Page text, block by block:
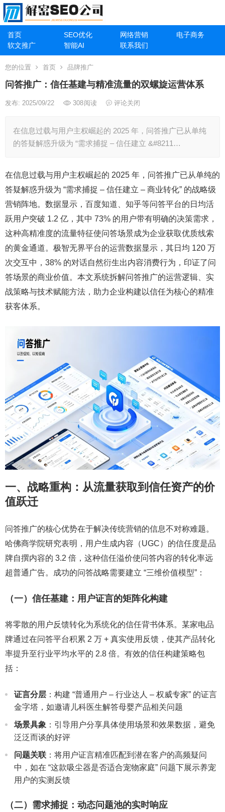
首页 SEO优化 网络营销
电子商务
软文推广
智能AI 联系我们
您的位置 首页 品牌推广
问答推广：信任基建与精准流量的双螺旋运营体系
发布: 2025/09/22 308阅读 评论关闭
在信息过载与用户主权崛起的 2025 年，问答推广已从单纯
的答疑解惑升级为 “需求捕捉 – 信任建立 &#8211…
在信息过载与用户主权崛起的 2025 年，问答推广已从单纯的
答疑解惑升级为 “需求捕捉 – 信任建立 – 商业转化” 的战略级
营销阵地。数据显示，百度知道、知乎等问答平台的日均活
跃用户突破 1.2 亿，其中 73% 的用户带有明确的决策需求，
这种高精准度的流量特征使问答场景成为企业获取优质线索
的黄金通道。极智无界平台的运营数据显示，其日均 120 万
次交互中，38% 的对话自然衍生出内容消费行为，印证了问
答场景的商业价值。本文系统拆解问答推广的运营逻辑、实
战策略与技术赋能方法，助力企业构建以信任为核心的精准
获客体系。
一、战略重构：从流量获取到信任资产的价
值跃迁
问答推广的核心优势在于解决传统营销的信息不对称难题。
哈佛商学院研究表明，用户生成内容（UGC）的信任度是品
牌自撰内容的 3.2 倍，这种信任溢价使问答内容的转化率远
超普通广告。成功的问答战略需要建立 “三维价值模型”：
（一）信任基建：用户证言的矩阵化构建
将零散的用户反馈转化为系统化的信任背书体系。某家电品
牌通过在问答平台积累 2 万 + 真实使用反馈，使其产品转化
率提升至行业平均水平的 2.8 倍。有效的信任构建策略包
括：
证言分层 ：构建 “普通用户 – 行业达人 – 权威专家” 的证言
金字塔，如邀请儿科医生解答母婴产品相关问题
场景具象 ：引导用户分享具体使用场景和效果数据，避免
泛泛而谈的好评
问题关联 ：将用户证言精准匹配到潜在客户的高频疑问
中，如在 “这款吸尘器是否适合宠物家庭” 问题下展示养宠
用户的实测反馈
（二）需求捕捉：动态问题池的实时响应